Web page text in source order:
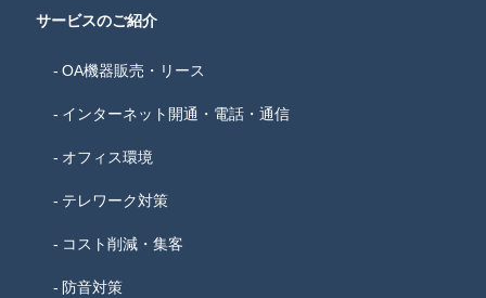
サービスのご紹介
OA機器販売・リース
インターネット開通・電話・通信
オフィス環境
テレワーク対策
コスト削減・集客
防音対策